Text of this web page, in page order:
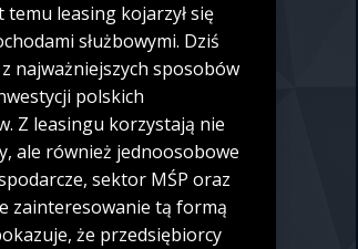
temu leasing kojarzył się
służbowymi. Dziś
z najważniejszych sposobów
polskich
Z leasingu korzystają nie
ale również jednoosobowe
sektor MŚP oraz
zainteresowanie tą formą
że przedsiębiorcy